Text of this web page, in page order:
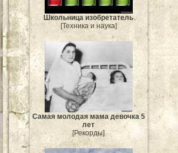
Школьница изобретатель
[Техника и наука]
Самая молодая мама девочка 5
лет
[Рекорды]